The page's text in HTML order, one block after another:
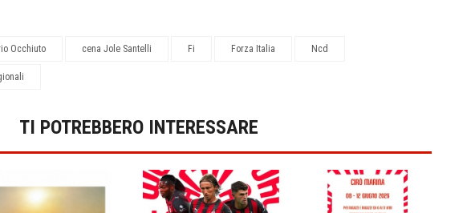
Occhiuto cena Jole Santelli Fi Forza Italia Ncd
TI POTREBBERO INTERESSARE